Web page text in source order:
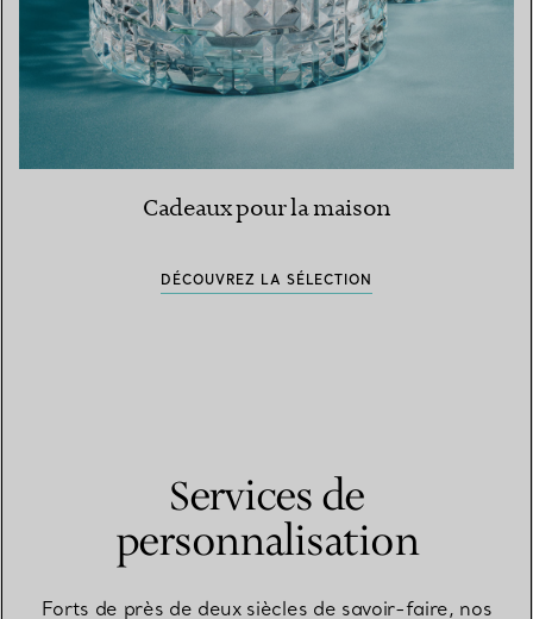
Cadeaux pour la maison
DÉCOUVREZ LA SÉLECTION
Services de
personnalisation
Forts de près de deux siècles de savoir-faire, nos